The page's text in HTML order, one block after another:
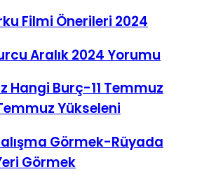
Filmi Önerileri 2024
Aralık 2024 Yorumu
Hangi Burç-11 Temmuz
Yükseleni
Görmek-Rüyada
Görmek